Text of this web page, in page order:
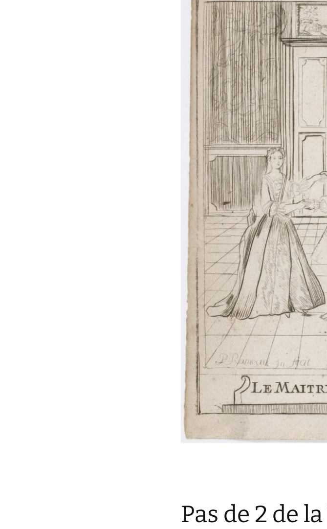
Pas de 2 de